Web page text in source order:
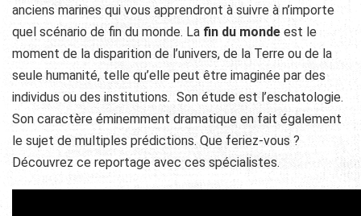
anciens marines qui vous apprendront à suivre à n’importe
quel scénario de fin du monde. La fin du monde est le
moment de la disparition de l’univers, de la Terre ou de la
seule humanité, telle qu’elle peut être imaginée par des
individus ou des institutions. Son étude est l’eschatologie.
Son caractère éminemment dramatique en fait également
le sujet de multiples prédictions. Que feriez-vous ?
Découvrez ce reportage avec ces spécialistes.